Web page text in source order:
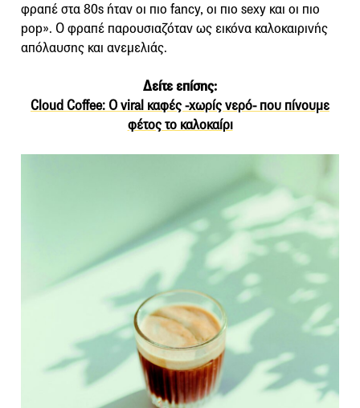
φραπέ στα 80s ήταν οι πιο fancy, οι πιο sexy και οι πιο
pop». Ο φραπέ παρουσιαζόταν ως εικόνα καλοκαιρινής
απόλαυσης και ανεμελιάς.
Δείτε επίσης:
Cloud Coffee: O viral καφές -χωρίς νερό- που πίνουμε
φέτος το καλοκαίρι